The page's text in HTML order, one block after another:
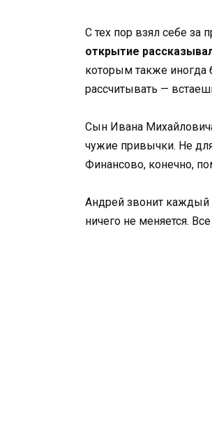
С тех пор взял себе за
открытие
которым также иногда
рассчитывать —
Сын Ивана
чужие привычки. Не
Финансово, конечно,
Андрей звонит каждый
ничего не меняется.